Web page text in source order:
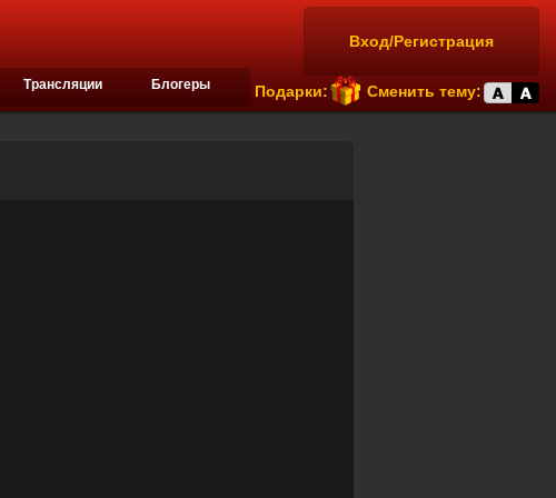
Вход/Регистрация
Подарки: Сменить тему:
Трансляции Блогеры